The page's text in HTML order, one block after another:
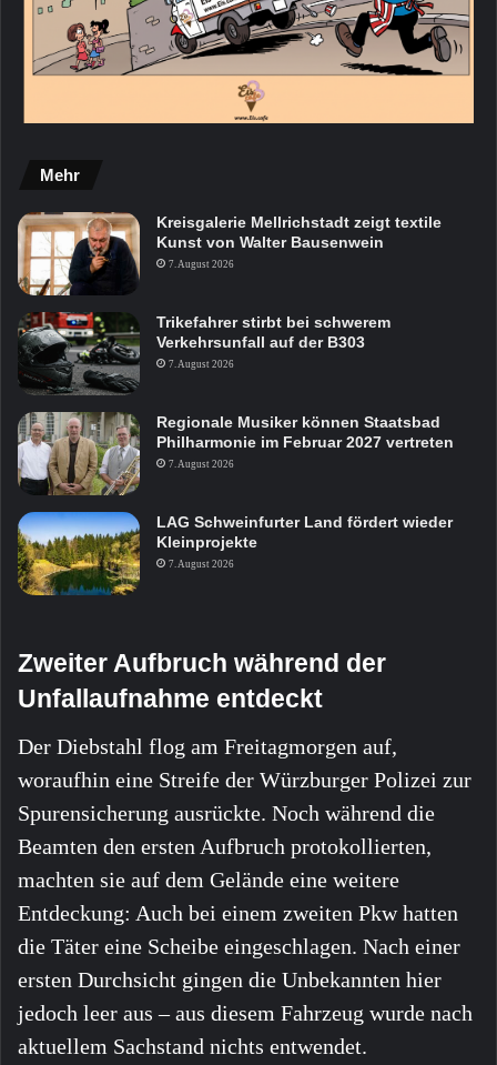
Mehr
Kreisgalerie Mellrichstadt zeigt textile
Kunst von Walter Bausenwein
7. August 2026
Trikefahrer stirbt bei schwerem
Verkehrsunfall auf der B303
7. August 2026
Regionale Musiker können Staatsbad
Philharmonie im Februar 2027 vertreten
7. August 2026
LAG Schweinfurter Land fördert wieder
Kleinprojekte
7. August 2026
Zweiter Aufbruch während der
Unfallaufnahme entdeckt
Der Diebstahl flog am Freitagmorgen auf,
woraufhin eine Streife der Würzburger Polizei zur
Spurensicherung ausrückte. Noch während die
Beamten den ersten Aufbruch protokollierten,
machten sie auf dem Gelände eine weitere
Entdeckung: Auch bei einem zweiten Pkw hatten
die Täter eine Scheibe eingeschlagen. Nach einer
ersten Durchsicht gingen die Unbekannten hier
jedoch leer aus – aus diesem Fahrzeug wurde nach
aktuellem Sachstand nichts entwendet.